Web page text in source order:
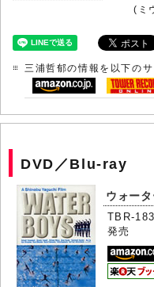
(ミ
三浦哲郁の情報を以下の
DVD／Blu-ray
ウォー
TBR-
発売